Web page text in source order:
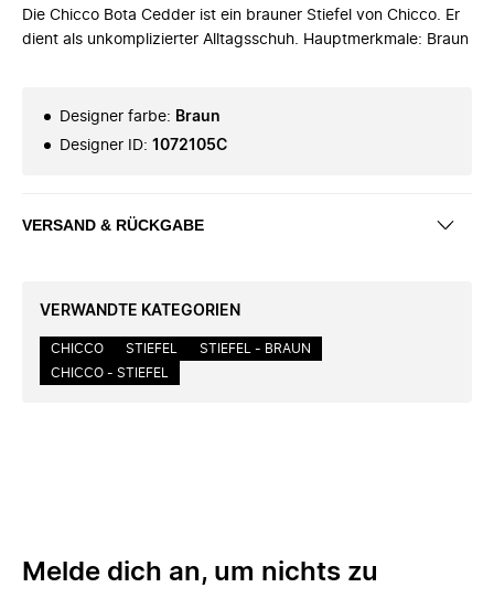
Die Chicco Bota Cedder ist ein brauner Stiefel von Chicco. Er
dient als unkomplizierter Alltagsschuh. Hauptmerkmale: Braun
Designer farbe: Braun
Designer ID: 1072105C
VERSAND & RÜCKGABE
VERWANDTE KATEGORIEN
CHICCO STIEFEL
STIEFEL - BRAUN
CHICCO - STIEFEL
Melde dich an, um nichts zu